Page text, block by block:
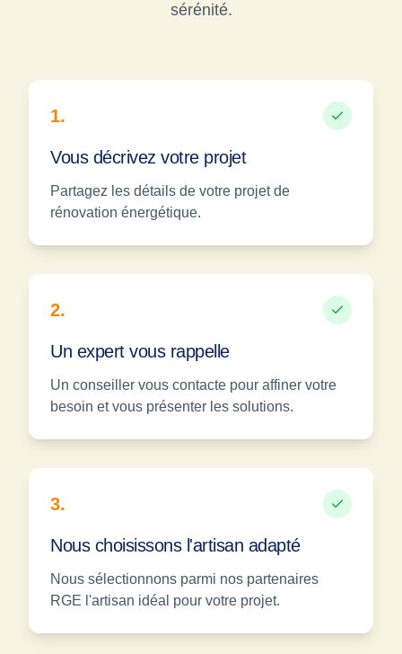
sérénité.
1.
Vous décrivez votre projet
Partagez les détails de votre projet de
rénovation énergétique.
2.
Un expert vous rappelle
Un conseiller vous contacte pour affiner votre
besoin et vous présenter les solutions.
3.
Nous choisissons l'artisan adapté
Nous sélectionnons parmi nos partenaires
RGE l'artisan idéal pour votre projet.